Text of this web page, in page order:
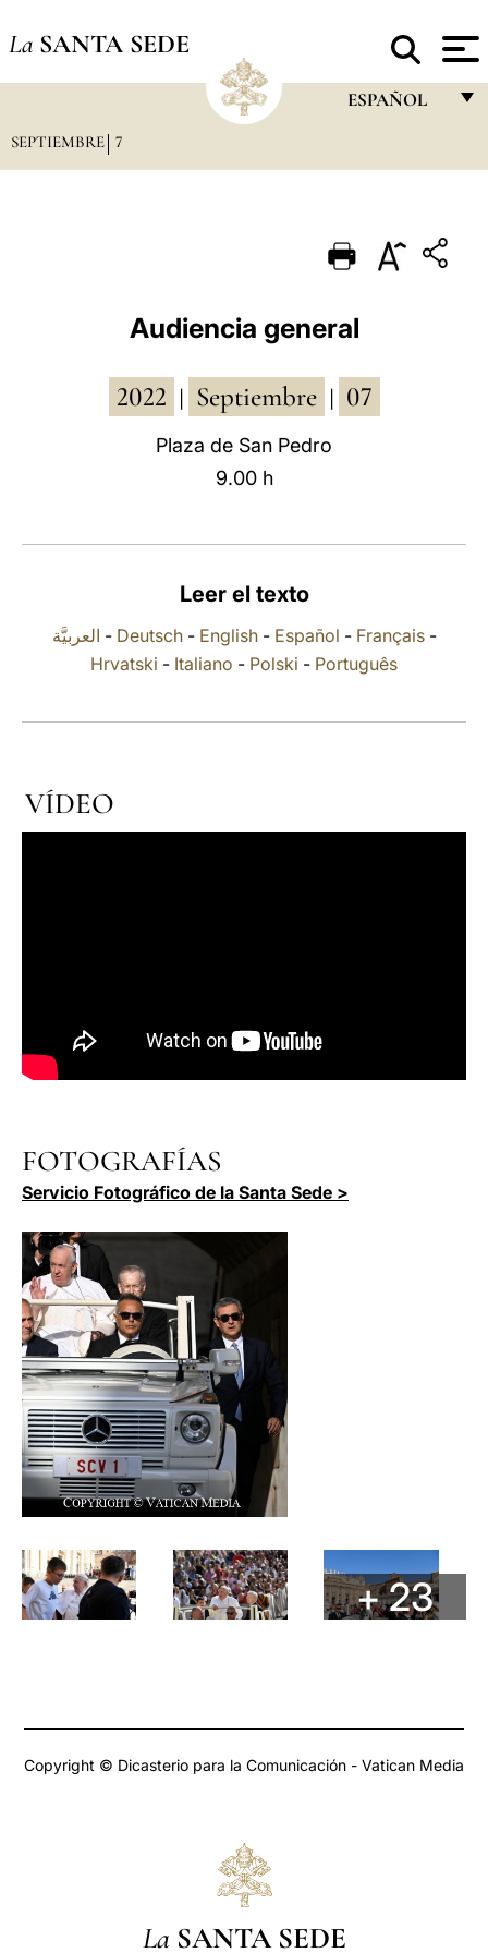
La SANTA SEDE
ESPAÑOL
PORTUGUÊS
ESPAÑOL
POLSKI
SEPTIEMBRE 7
Audiencia general
2022 Septiembre 07
Plaza de San Pedro
9.00 h
Leer el texto
العربيَّة - Deutsch- English- Español - Français-
Hrvatski - Italiano - Polski - Português
VÍDEO
FOTOGRAFÍAS
Servicio Fotográfico de la Santa Sede >
+ 23
Copyright © Dicasterio para la Comunicación - Vatican Media
La SANTA SEDE